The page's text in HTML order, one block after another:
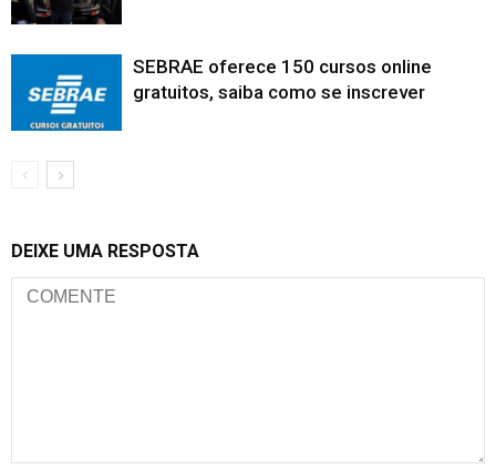
SEBRAE oferece 150 cursos online
gratuitos, saiba como se inscrever
DEIXE UMA RESPOSTA